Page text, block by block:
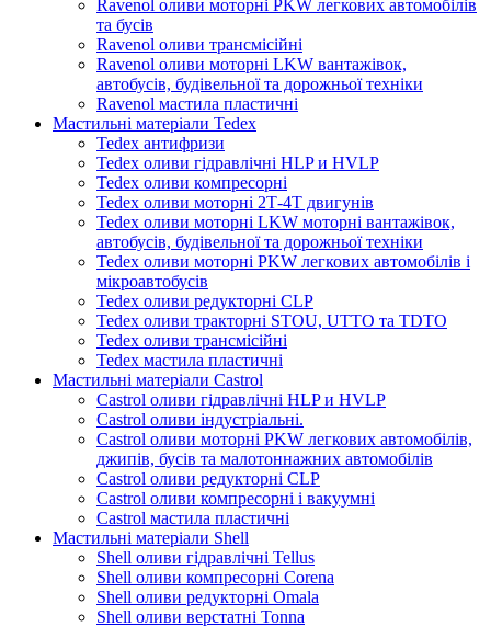
Ravenol оливи моторні PKW легкових автомобілів
та бусів
Ravenol оливи трансмісійні
Ravenol оливи моторні LKW вантажівок,
автобусів, будівельної та дорожньої техніки
Ravenol мастила пластичні
Мастильні матеріали Tedex
Tedex антифризи
Tedex оливи гідравлічні HLP и HVLP
Tedex оливи компресорні
Tedex оливи моторні 2Т-4Т двигунів
Tedex оливи моторні LKW моторні вантажівок,
автобусів, будівельної та дорожньої техніки
Tedex оливи моторні PKW легкових автомобілів і
мікроавтобусів
Tedex оливи редукторні CLP
Tedex оливи тракторні STOU, UTTO та TDTO
Tedex оливи трансмісійні
Tedex мастила пластичні
Мастильні матеріали Castrol
Castrol оливи гідравлічні HLP и HVLP
Castrol оливи індустріальні.
Castrol оливи моторні PKW легкових автомобілів,
джипів, бусів та малотоннажних автомобілів
Castrol оливи редукторні CLP
Castrol оливи компресорні і вакуумні
Castrol мастила пластичні
Мастильні матеріали Shell
Shell оливи гідравлічні Tellus
Shell оливи компресорні Corena
Shell оливи редукторні Omala
Shell оливи верстатні Tonna